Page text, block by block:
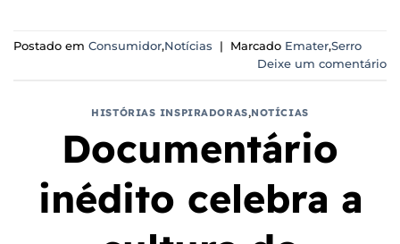
Postado em Consumidor,Notícias | Marcado Emater,Serro
Deixe um comentário
HISTÓRIAS INSPIRADORAS,NOTÍCIAS
Documentário
inédito celebra a